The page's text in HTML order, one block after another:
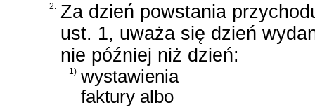
2.
Za dzień powstania
ust. 1, uważa się dzień
nie później niż dzień:
1) wystawienia
faktury albo